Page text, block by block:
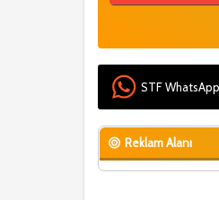
STF
Reklam Alanı